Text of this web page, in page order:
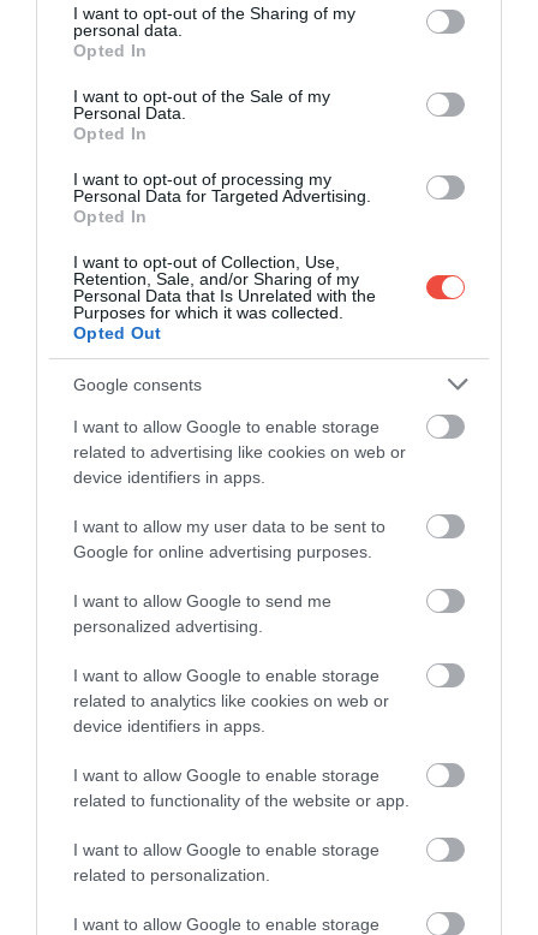
not limited to your visit or usage behaviour. You may click to
grant or deny consent to Google and its third-party tags to
use your data for below specified purposes in below Google
consent section.
I want to opt-out of the Sharing of my
personal data.
Opted In
I want to opt-out of the Sale of my
Personal Data.
Opted In
I want to opt-out of processing my
Personal Data for Targeted Advertising.
Opted In
I want to opt-out of Collection, Use,
Retention, Sale, and/or Sharing of my
Personal Data that Is Unrelated with the
Purposes for which it was collected.
Opted Out
Google consents
I want to allow Google to enable storage
related to advertising like cookies on web or
device identifiers in apps.
I want to allow my user data to be sent to
Google for online advertising purposes.
I want to allow Google to send me
personalized advertising.
I want to allow Google to enable storage
related to analytics like cookies on web or
device identifiers in apps.
I want to allow Google to enable storage
related to functionality of the website or app.
I want to allow Google to enable storage
related to personalization.
I want to allow Google to enable storage
hozott csak ez az egyetlen látványosság a
lakosságnak. Először csak egy évre akarták lezárni a
évvel, és akkor beütött a világjárvány, így pedig már
4 évig gyógyulhatott a terület. A lezárást követő 6
hónapban visszaszoktak a cápák, a
természetvédőknek pedig sikerül 30 000
koralldarabot újraéleszteni, ráadásul egy ritka rákféle
is visszatért az öbölbe, amiből 10 éve egy példányt
sem láttak már a helyiek.
Nyitvatartás
Az öblöt csak 10-16 óra között lehet majd látogatni,
egyórás idősávokban és csak utazázási irodákon
keresztül foglalt időpontokban. Egyszerre
ők is a nem régen megépített sétányon
sétálhatnak – ezzel akarják megakadályozni, hogy a
partot övező sűrű erdőt újra tönkretegyék a
turisták.